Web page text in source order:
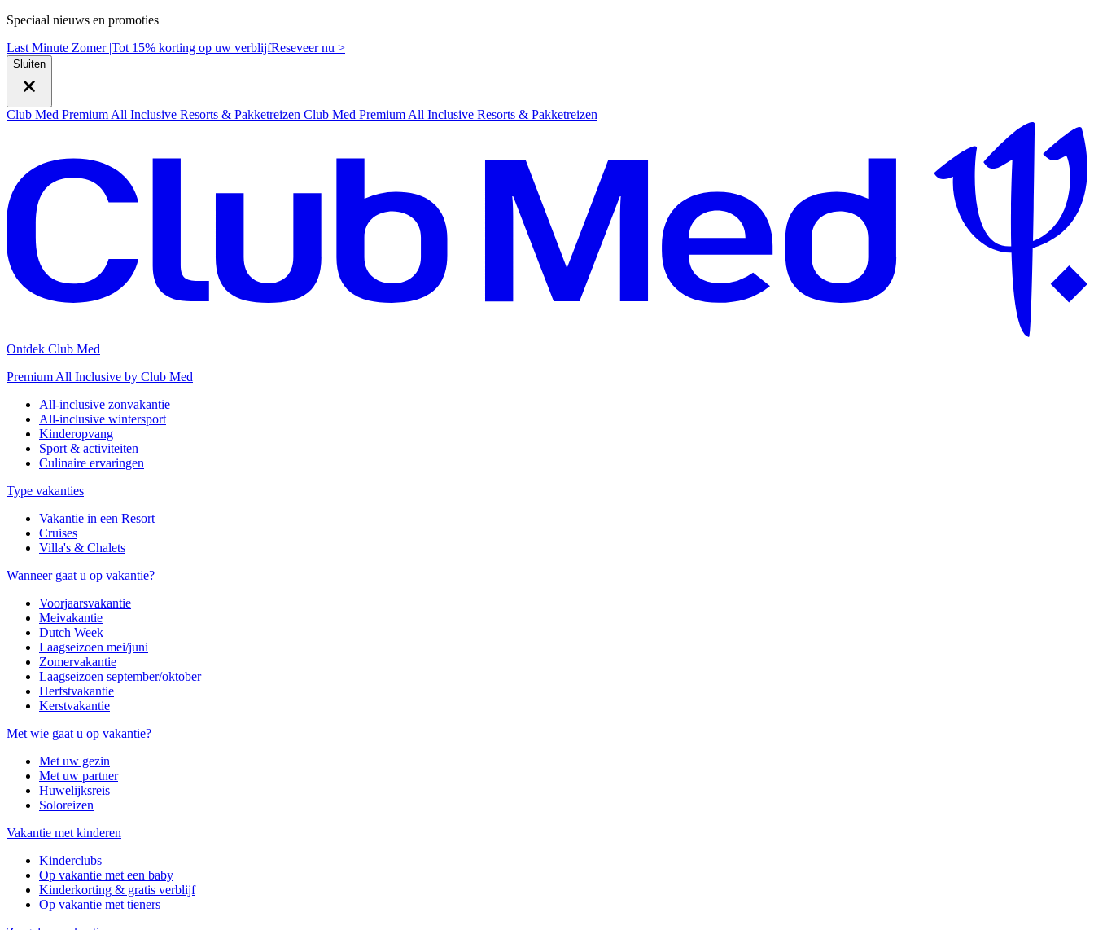
Speciaal nieuws en promoties
Last Minute Zomer |Tot 15% korting op uw verblijfReseveer nu >
Sluiten
Club Med Premium All Inclusive Resorts & Pakketreizen Club Med Premium All Inclusive Resorts & Pakketreizen
Ontdek Club Med
Premium All Inclusive by Club Med
All-inclusive zonvakantie
All-inclusive wintersport
Kinderopvang
Sport & activiteiten
Culinaire ervaringen
Type vakanties
Vakantie in een Resort
Cruises
Villa's & Chalets
Wanneer gaat u op vakantie?
Voorjaarsvakantie
Meivakantie
Dutch Week
Laagseizoen mei/juni
Zomervakantie
Laagseizoen september/oktober
Herfstvakantie
Kerstvakantie
Met wie gaat u op vakantie?
Met uw gezin
Met uw partner
Huwelijksreis
Soloreizen
Vakantie met kinderen
Kinderclubs
Op vakantie met een baby
Kinderkorting & gratis verblijf
Op vakantie met tieners